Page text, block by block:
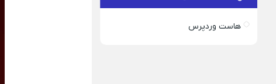
هاست وردپرس